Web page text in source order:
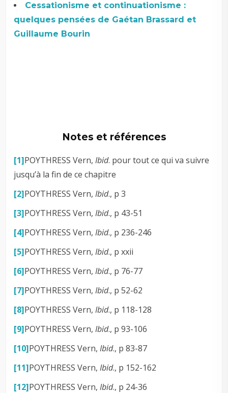
Cessationisme et continuationisme :
quelques pensées de Gaétan Brassard et
Guillaume Bourin
Notes et références
[1]POYTHRESS Vern,Ibid. pour tout ce qui va suivre
jusqu’à la fin de ce chapitre
[2]POYTHRESS Vern,Ibid., p 3
[3]POYTHRESS Vern,Ibid., p 43-51
[4]POYTHRESS Vern,Ibid., p 236-246
[5]POYTHRESS Vern,Ibid., p xxii
[6]POYTHRESS Vern,Ibid., p 76-77
[7]POYTHRESS Vern,Ibid., p 52-62
[8]POYTHRESS Vern,Ibid., p 118-128
[9]POYTHRESS Vern,Ibid., p 93-106
[10]POYTHRESS Vern,Ibid., p 83-87
[11]POYTHRESS Vern,Ibid., p 152-162
[12]POYTHRESS Vern,Ibid., p 24-36